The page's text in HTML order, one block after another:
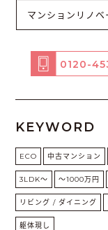
マンションリノベ
0120-
KEYWORD
ECO 中古マンション
3LDK〜 〜1000万円
リビング / ダイニング
躯体現し